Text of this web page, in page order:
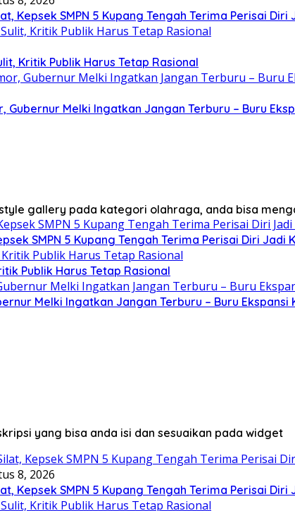
Kepsek SMPN 5 Kupang Tengah Terima Perisai
Kritik Publik Harus Tetap Rasional
Gubernur Melki Ingatkan Jangan Terburu – Buru
gallery pada kategori olahraga, anda bisa
SMPN 5 Kupang Tengah Terima Perisai Diri
Publik Harus Tetap Rasional
Melki Ingatkan Jangan Terburu – Buru
yang bisa anda isi dan sesuaikan pada widget
8, 2026
Kepsek SMPN 5 Kupang Tengah Terima Perisai